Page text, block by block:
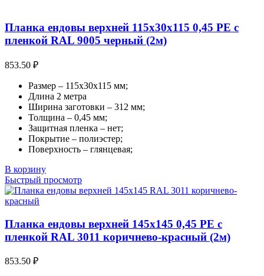
Планка ендовы верхней 115х30х115 0,45 PE с
пленкой RAL 9005 черный (2м)
853.50 ₽
Размер – 115х30х115 мм;
Длина 2 метра
Ширина заготовки – 312 мм;
Толщина – 0,45 мм;
Защитная пленка – нет;
Покрытие – полиэстер;
Поверхность – глянцевая;
В корзину
Быстрый просмотр
Планка ендовы верхней 145х145 0,45 PE с
пленкой RAL 3011 коричнево-красный (2м)
853.50 ₽